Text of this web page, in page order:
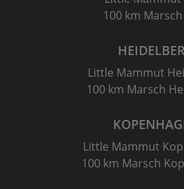
100 km
Little Mammut
100 km Marsch
Little Mammut
100 km Marsch